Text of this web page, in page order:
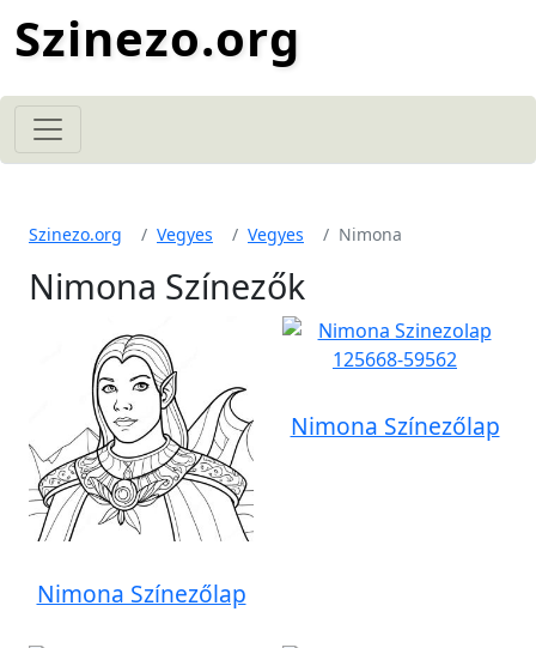
Szinezo.org
Szinezo.org Vegyes Vegyes Nimona
Nimona Színezők
Nimona Színezőlap
Nimona Színezőlap